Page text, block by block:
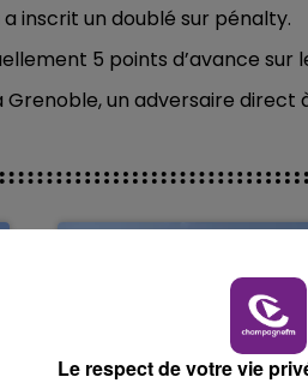
10h00 - 14h00
LE TICKET DE
inscrit un doublé sur pénalty.
5 points d’avance sur
un adversaire direct
Le respect de votre vie